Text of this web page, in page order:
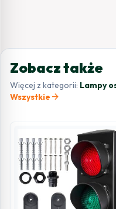
Zobacz także
Więcej z kategorii: Lampy
Wszystkie arrow_forward